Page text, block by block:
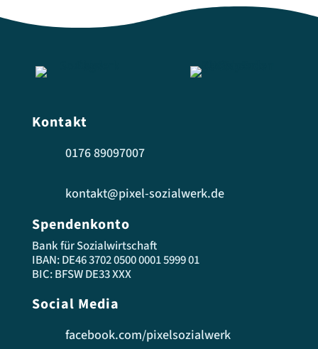
Kontakt
0176 89097007
kontakt@pixel-sozialwerk.de
Spendenkonto
Bank für Sozialwirtschaft
IBAN: DE46 3702 0500 0001 5999 01
BIC: BFSW DE33 XXX
Social Media
facebook.com/pixelsozialwerk